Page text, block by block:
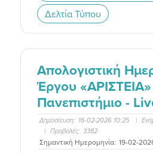
Δελτία Τύπου
Απολογιστική
Έργου «ΑΡΙΣΤΕΙΑ»
Πανεπιστήμιο -
Δημοσίευση: 16-02-2026 10:25 |
| Προβολές: 3382
Σημαντική Ημερομηνία: 19-02-